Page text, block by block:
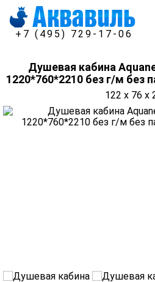
+7 (495) 729-17-06
Душевая кабина
1220*760*2210 без г/м без
122 x 76 x